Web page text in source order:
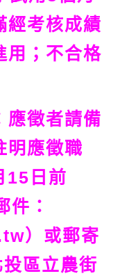
經考核成績
用；不合格
應徵者請備
明應徵職
15日前
件：
）或郵寄
區立農街